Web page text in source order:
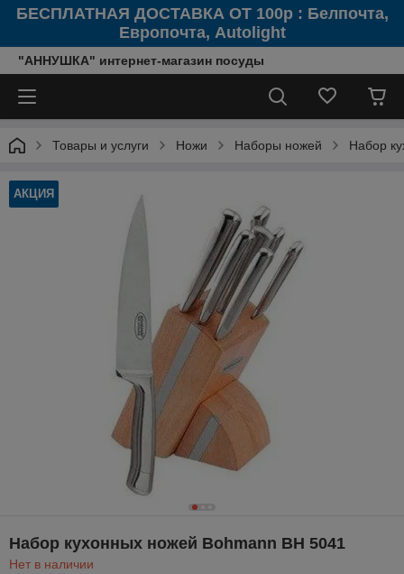
БЕСПЛАТНАЯ ДОСТАВКА ОТ 100р : Белпочта,
Европочта, Autolight
"АННУШКА" интернет-магазин посуды
Товары и услуги Ножи Наборы ножей Набор
АКЦИЯ
Набор кухонных ножей Bohmann BH 5041
Нет в наличии